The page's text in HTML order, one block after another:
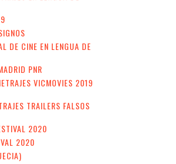
DE CINE EN LENGUA DE
PNR
VICMOVIES 2019
TRAILERS FALSOS
2020
2020